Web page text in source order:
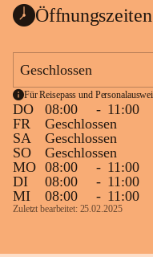
Öffnungszeiten
Geschlossen
Für Reisepass und
DO 08:00 - 11:00
FR
Geschlossen
SA
Geschlossen
SO
Geschlossen
MO 08:00 - 11:00
DI
08:00 - 11:00
MI
08:00 - 11:00
Zuletzt bearbeitet: 25.02.2025